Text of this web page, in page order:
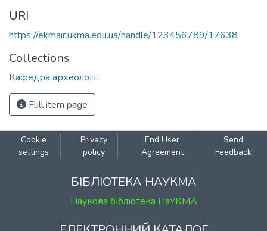
URI
https://ekmair.ukma.edu.ua/handle/123456789/17638
Collections
Кафедра археології
Full item page
Cookie
settings
Privacy
policy
End User
Agreement
Send
Feedback
БІБЛІОТЕКА НАУКМА
Наукова бібліотека НаУКМА